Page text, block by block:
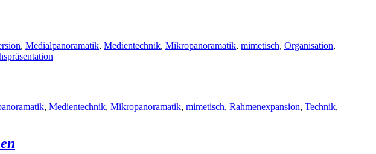
, Medialpanoramatik, Medientechnik, Mikropanoramatik, mimetisch, Organisation,
, Medientechnik, Mikropanoramatik, mimetisch, Rahmenexpansion, Technik,